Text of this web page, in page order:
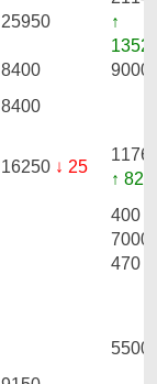
25950
↑
1352
8400
9000
8400
16250 ↓ 25
↑ 820
400
7000
470